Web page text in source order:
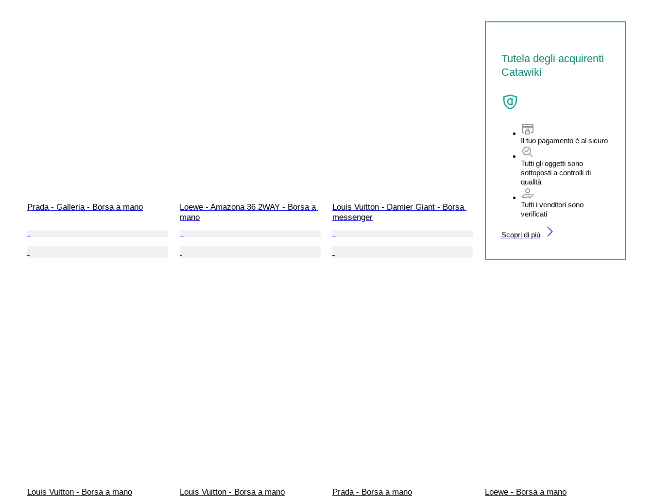
Tutela degli acquirenti
Catawiki
Il tuo pagamento è al sicuro
Tutti gli oggetti sono
sottoposti a controlli di
qualità
Tutti i venditori sono
verificati
Scopri di più
Prada - Galleria - Borsa a mano
Loewe - Amazona 36 2WAY - Borsa a
mano
Louis Vuitton - Damier Giant - Borsa
messenger
Louis Vuitton - Borsa a mano Louis Vuitton - Borsa a mano Prada - Borsa a mano Loewe - Borsa a mano